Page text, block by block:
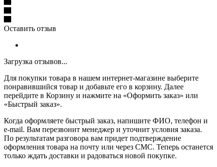
Оставить отзыв
Загрузка отзывов...
Для покупки товара в нашем интернет-магазине выберите
понравившийся товар и добавьте его в корзину. Далее
перейдите в Корзину и нажмите на «Оформить заказ» или
«Быстрый заказ».
Когда оформляете быстрый заказ, напишите ФИО, телефон и
e-mail. Вам перезвонит менеджер и уточнит условия заказа.
По результатам разговора вам придет подтверждение
оформления товара на почту или через СМС. Теперь останется
только ждать доставки и радоваться новой покупке.